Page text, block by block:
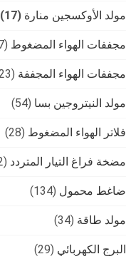
مولد الأوكسجين منارة Medaes (17)
مجففات الهواء المضغوط (47)
مجففات الهواء المجففة (23)
مولد النيتروجين بسا (54)
فلاتر الهواء المضغوط (28)
مضخة فراغ التيار المتردد (62)
ضاغط محمول (134)
مولد طاقة (34)
البرج الكهربائي (29)